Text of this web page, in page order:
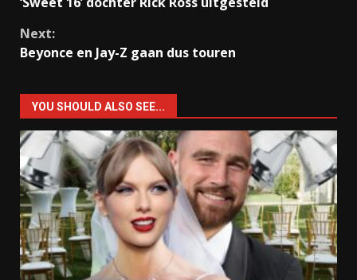
Next:
Beyonce en Jay-Z gaan dus touren
YOU SHOULD ALSO SEE...